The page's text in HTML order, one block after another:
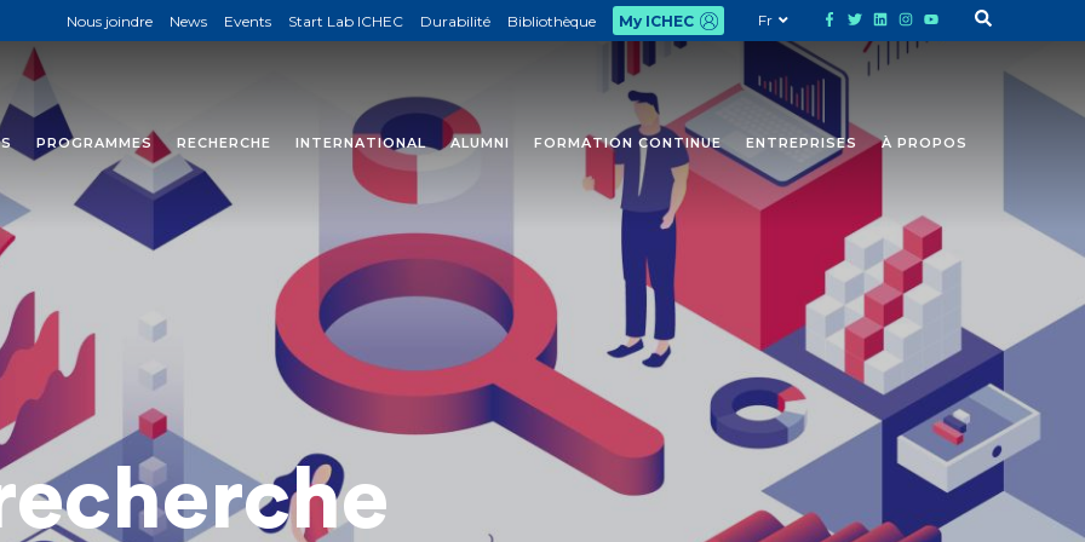
PROGRAMMES RECHERCHE INTERNATIONAL ALUMNI FORMATION CONTINUE ENTREPRISES À PROPOS
Nous joindre News Events Start Lab ICHEC Durabilité Bibliothèque My ICHEC Fr